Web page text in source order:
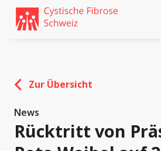
Weiter
zum
skip
Zur Übersicht
News
Rücktritt von